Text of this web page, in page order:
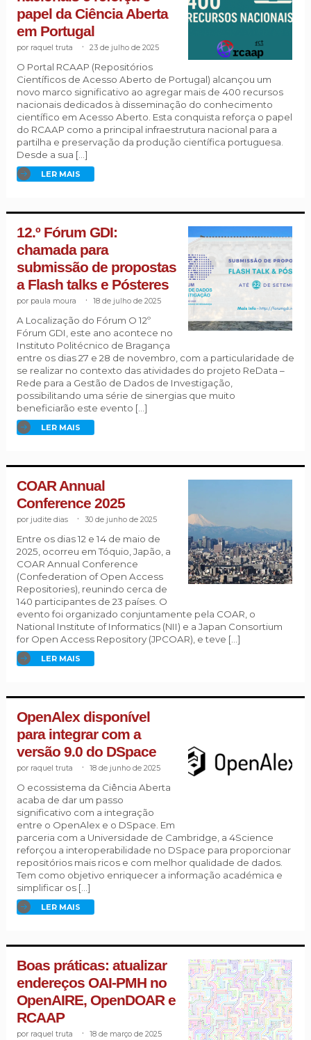
papel da Ciência Aberta
em Portugal
raquel truta 23 de julho de 2025
O Portal RCAAP (Repositórios
Científicos de Acesso Aberto de Portugal) alcançou um
novo marco significativo ao agregar mais de 400 recursos
nacionais dedicados à disseminação do conhecimento
científico em Acesso Aberto. Esta conquista reforça o papel
do RCAAP como a principal infraestrutura nacional para a
partilha e preservação da produção científica portuguesa.
Desde a sua […]
LER MAIS
12.º Fórum GDI:
chamada para
submissão de propostas
a Flash talks e Pósteres
paula moura 18 de julho de 2025
A Localização do Fórum O 12º
Fórum GDI, este ano acontece no
Instituto Politécnico de Bragança
entre os dias 27 e 28 de novembro, com a particularidade de
se realizar no contexto das atividades do projeto ReData –
Rede para a Gestão de Dados de Investigação,
possibilitando uma série de sinergias que muito
beneficiarão este evento […]
LER MAIS
COAR Annual
Conference 2025
judite dias. 30 de junho de 2025
Entre os dias 12 e 14 de maio de
2025, ocorreu em Tóquio, Japão, a
COAR Annual Conference
(Confederation of Open Access
Repositories), reunindo cerca de
140 participantes de 23 países. O
evento foi organizado conjuntamente pela COAR, o
National Institute of Informatics (NII) e a Japan Consortium
for Open Access Repository (JPCOAR), e teve […]
LER MAIS
OpenAlex disponível
para integrar com a
versão 9.0 do DSpace
raquel truta 18 de junho de 2025
O ecossistema da Ciência Aberta
acaba de dar um passo
significativo com a integração
entre o OpenAlex e o DSpace. Em
parceria com a Universidade de Cambridge, a 4Science
reforçou a interoperabilidade no DSpace para proporcionar
repositórios mais ricos e com melhor qualidade de dados.
Tem como objetivo enriquecer a informação académica e
simplificar os […]
LER MAIS
Boas práticas: atualizar
endereços OAI-PMH no
OpenAIRE, OpenDOAR e
RCAAP
raquel truta 18 de março de 2025